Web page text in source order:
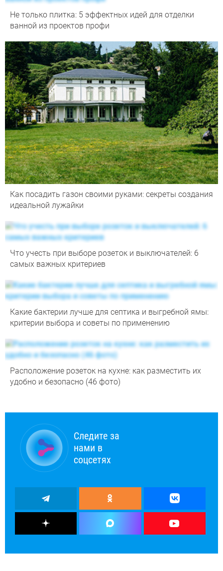
Не только плитка: 5 эффектных идей для отделки
ванной из проектов профи
Как посадить газон своими руками: секреты создания
идеальной лужайки
Что учесть при выборе розеток и выключателей: 6
самых важных критериев
Какие бактерии лучше для септика и выгребной ямы:
критерии выбора и советы по применению
Расположение розеток на кухне: как разместить их
удобно и безопасно (46 фото)
Следите за
нами в
соцсетях